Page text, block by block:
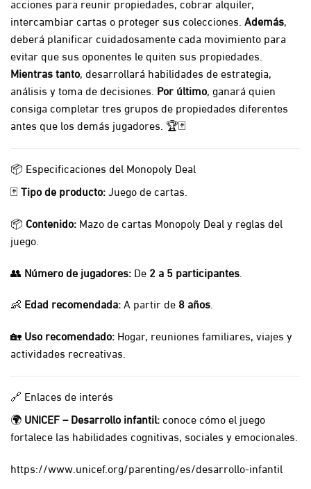
acciones para reunir propiedades, cobrar alquiler,
intercambiar cartas o proteger sus colecciones. Además,
deberá planificar cuidadosamente cada movimiento para
evitar que sus oponentes le quiten sus propiedades.
Mientras tanto, desarrollará habilidades de estrategia,
análisis y toma de decisiones. Por último, ganará quien
consiga completar tres grupos de propiedades diferentes
antes que los demás jugadores. 🏆🃏
📦 Especificaciones del Monopoly Deal
🃏 Tipo de producto:Juego de cartas.
📦 Contenido: Mazo de cartas Monopoly Deal y reglas del
juego.
👥 Número de jugadores: De 2 a 5 participantes
👶 Edad recomendada:A partir de 8 años
🏡 Uso recomendado: Hogar, reuniones familiares, viajes y
actividades recreativas.
🔗 Enlaces de interés
🌍 UNICEF – Desarrollo infantil:conoce cómo el juego
fortalece las habilidades cognitivas, sociales y emocionales.
https://www.unicef.org/parenting/es/desarrollo-infantil